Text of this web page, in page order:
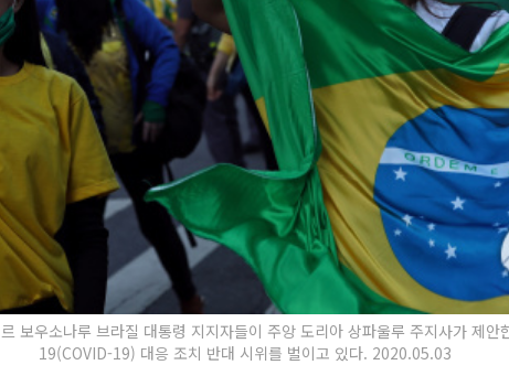
보우소나루 브라질 대통령 지지자들이 주앙 도리아 상파울루 주지사가 제
19(COVID-19) 대응 조치 반대 시위를 벌이고 있다. 2020.05.03